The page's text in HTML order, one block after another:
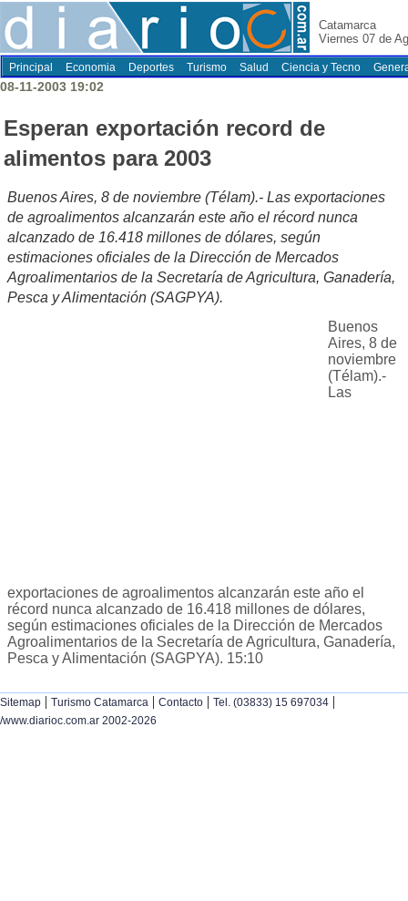
Catamarca
Viernes 07 de
Principal Economia Deportes Turismo Salud Ciencia y Tecno
08-11-2003 19:02
Esperan exportación record de
alimentos para 2003
Buenos Aires, 8 de noviembre (Télam).- Las exportaciones
de agroalimentos alcanzarán este año el récord nunca
alcanzado de 16.418 millones de dólares, según
estimaciones oficiales de la Dirección de Mercados
Agroalimentarios de la Secretaría de Agricultura, Ganadería,
Pesca y Alimentación (SAGPYA).
Buenos
Aires, 8 de
noviembre
(Télam).-
Las
exportaciones de agroalimentos alcanzarán este año el
récord nunca alcanzado de 16.418 millones de dólares,
según estimaciones oficiales de la Dirección de Mercados
Agroalimentarios de la Secretaría de Agricultura, Ganadería,
Pesca y Alimentación (SAGPYA). 15:10
Sitemap | Turismo Catamarca | Contacto | Tel. (03833) 15 697034 |
/www.diarioc.com.ar 2002-2026